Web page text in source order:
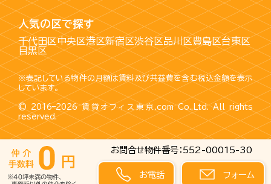
お問合せ物件番号：552-00015-30
お電話 フォーム
人気の区で探す
千代田区中央区港区新宿区渋谷区品川区豊島区台東区
目黒区
※表記している物件の月額は賃料及び共益費を含む税込金額を表示
しています。
© 2016–2026賃貸オフィス東京.comCo.,Ltd. All rights
reserved.